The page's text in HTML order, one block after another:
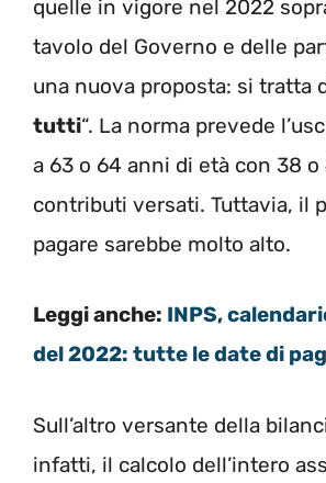
quelle in vigore nel 2022
tavolo del Governo e delle
una nuova proposta: si tratta
tutti“. La norma prevede
a 63 o 64 anni di età con 38
contributi versati. Tuttavia, il
pagare sarebbe molto alto.
Leggi anche: INPS,
del 2022: tutte le date di
Sull’altro versante della
infatti, il calcolo dell’intero